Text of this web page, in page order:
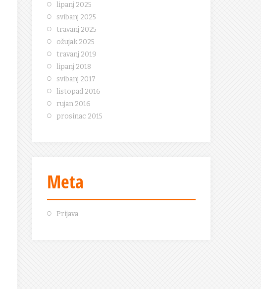
lipanj 2025
svibanj 2025
travanj 2025
ožujak 2025
travanj 2019
lipanj 2018
svibanj 2017
listopad 2016
rujan 2016
prosinac 2015
Meta
Prijava